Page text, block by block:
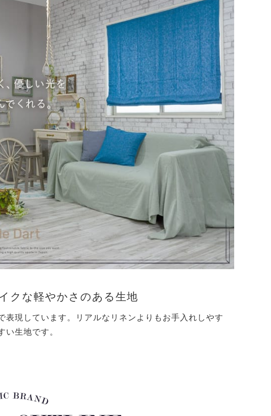
クな軽やかさのある生地
現しています。リアルなリネンよりもお手入れしやす
い生地です。